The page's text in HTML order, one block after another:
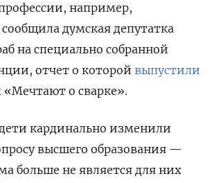
например,
думская депутатка
на специально собранной
отчет о которой выпустили
«Мечтают о сварке».
кардинально изменили
высшего образования —
больше не является для них